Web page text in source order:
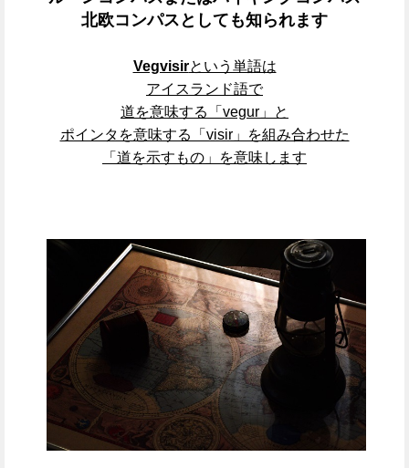
北欧コンパスとしても知られます
Vegvisirという単語は
アイスランド語で
道を意味する「vegur」と
ポインタを意味する「visir」を組み合わせた
「道を示すもの」を意味します